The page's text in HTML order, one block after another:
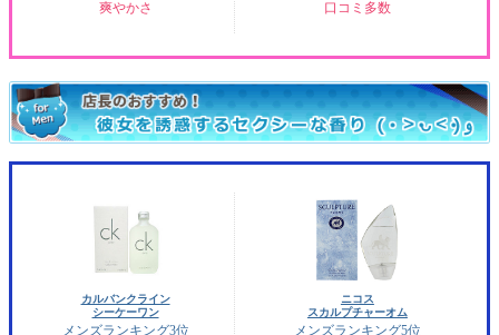
爽やかさ
口コミ多数
カルバンクライン
シーケーワン
メンズランキング3位
ニコス
スカルプチャーオム
メンズランキング5位